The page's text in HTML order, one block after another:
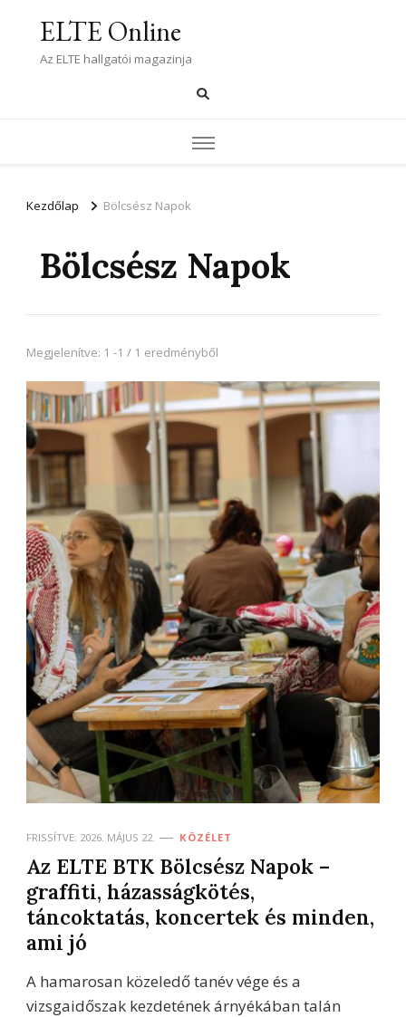
ELTE Online
Az ELTE hallgatói magazinja
Kezdőlap Bölcsész Napok
Bölcsész Napok
Megjelenítve: 1 -1 / 1 eredményből
FRISSÍTVE: 2026. MÁJUS 22. KÖZÉLET
Az ELTE BTK Bölcsész Napok –
graffiti, házasságkötés,
táncoktatás, koncertek és minden,
ami jó
A hamarosan közeledő tanév vége és a
vizsgaidőszak kezdetének árnyékában talán